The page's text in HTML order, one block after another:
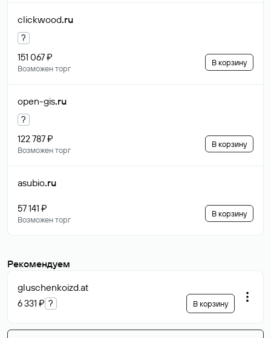
clickwood.ru
?
151 067 ₽
Возможен торг
В корзину
open-gis.ru
?
122 787 ₽
Возможен торг
В корзину
asubio.ru
57 141 ₽
Возможен торг
В корзину
Рекомендуем
gluschenkoizd.at
6 331 ₽ ? В корзину